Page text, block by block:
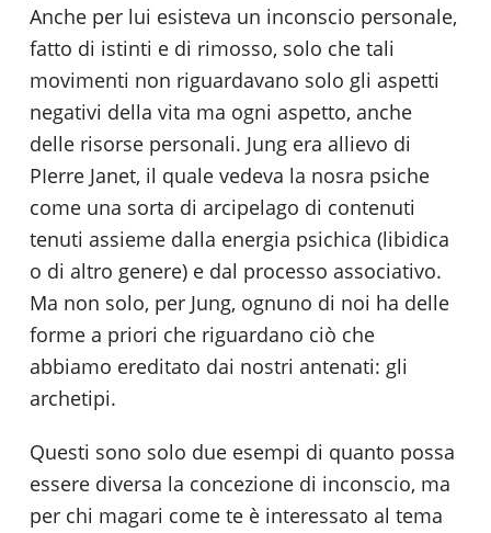
Anche per lui esisteva un inconscio personale,
fatto di istinti e di rimosso, solo che tali
movimenti non riguardavano solo gli aspetti
negativi della vita ma ogni aspetto, anche
delle risorse personali. Jung era allievo di
PIerre Janet, il quale vedeva la nosra psiche
come una sorta di arcipelago di contenuti
tenuti assieme dalla energia psichica (libidica
o di altro genere) e dal processo associativo.
Ma non solo, per Jung, ognuno di noi ha delle
forme a priori che riguardano ciò che
abbiamo ereditato dai nostri antenati: gli
archetipi.
Questi sono solo due esempi di quanto possa
essere diversa la concezione di inconscio, ma
per chi magari come te è interessato al tema